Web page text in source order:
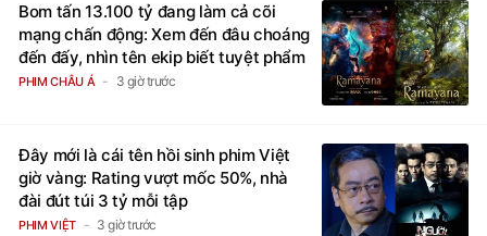
Bom tấn 13.100 tỷ đang làm cả cõi
mạng chấn động: Xem đến đâu choáng
đến đấy, nhìn tên ekip biết tuyệt phẩm
PHIM CHÂU Á 3 giờ trước
Đây mới là cái tên hồi sinh phim Việt
giờ vàng: Rating vượt mốc 50%, nhà
đài đút túi 3 tỷ mỗi tập
PHIM VIỆT 3 giờ trước